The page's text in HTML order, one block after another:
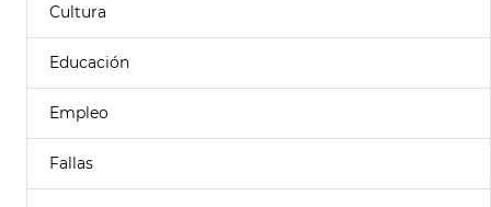
Cultura
Educación
Empleo
Fallas